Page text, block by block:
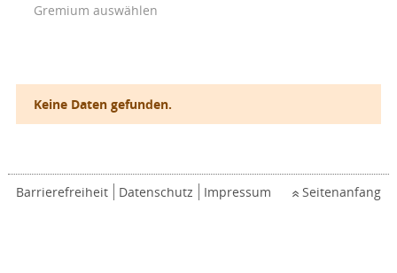
Gremium auswählen
Keine Daten gefunden.
Barrierefreiheit Datenschutz Impressum Seitenanfang